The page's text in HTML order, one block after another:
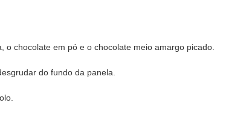
chocolate em pó e o chocolate meio amargo picado.
do fundo da panela.